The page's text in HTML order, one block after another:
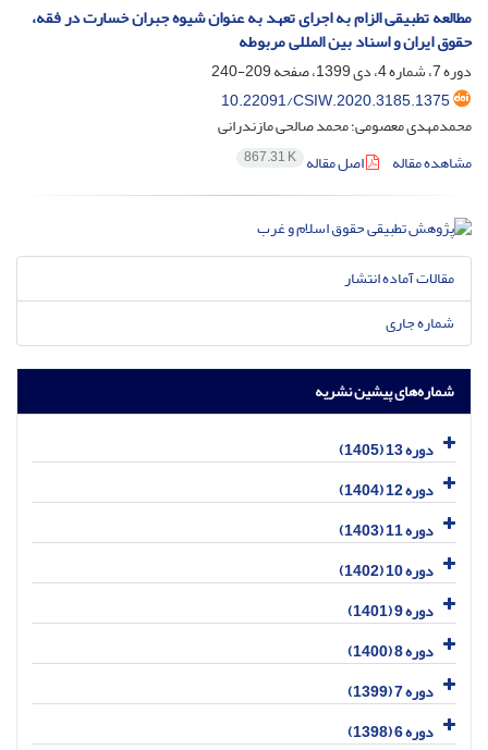
مطالعه تطبیقی الزام به اجرای تعهد به عنوان شیوه جبران خسارت در فقه،
حقوق ایران و اسناد بین المللی مربوطه
دوره 7، شماره 4، دی 1399، صفحه
209-240
10.22091/CSIW.2020.3185.1375
محمدمهدی معصومی؛ محمد صالحی مازندرانی
مشاهده مقاله
اصل مقاله 867.31 K
مقالات آماده انتشار
شماره جاری
شماره‌های پیشین نشریه
دوره 13 (1405)
دوره 12 (1404)
دوره 11 (1403)
دوره 10 (1402)
دوره 9 (1401)
دوره 8 (1400)
دوره 7 (1399)
دوره 6 (1398)